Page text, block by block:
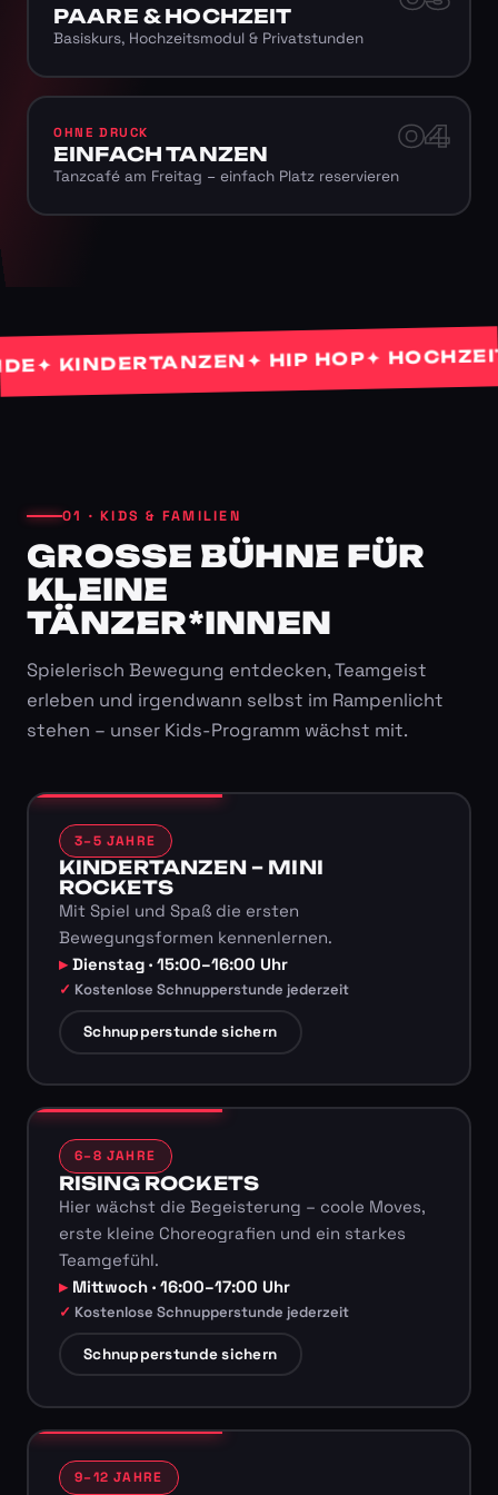
PAARE & HOCHZEIT
Basiskurs, Hochzeitsmodul & Privatstunden
04
OHNE DRUCK
EINFACH TANZEN
Tanzcafé am Freitag – einfach Platz reservieren
KINDERTANZEN✦ HIP HOP✦
01 · KIDS & FAMILIEN
GROSSE BÜHNE FÜR K
LEINE T
ÄNZER*INNEN
Spielerisch Bewegung entdecken, Teamgeist
erleben und irgendwann selbst im Rampenlicht
stehen – unser Kids-Programm wächst mit.
3–5 JAHRE
KINDERTANZEN – MINI
ROCKETS
Mit Spiel und Spaß die ersten
Bewegungsformen kennenlernen.
Dienstag · 15:00–16:00 Uhr
Kostenlose Schnupperstunde jederzeit
Schnupperstunde sichern
6–8 JAHRE
RISING ROCKETS
Hier wächst die Begeisterung – coole Moves,
erste kleine Choreografien und ein starkes
Teamgefühl.
Mittwoch · 16:00–17:00 Uhr
Kostenlose Schnupperstunde jederzeit
Schnupperstunde sichern
9–12 JAHRE